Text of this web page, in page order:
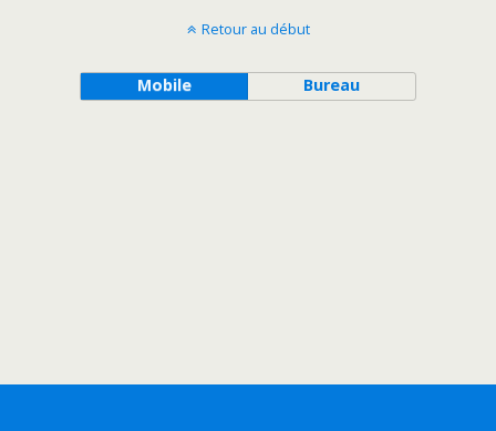
Retour au début
Mobile Bureau